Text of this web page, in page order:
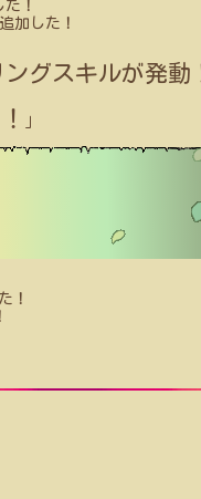
！
加した！
ングスキルが発動
！